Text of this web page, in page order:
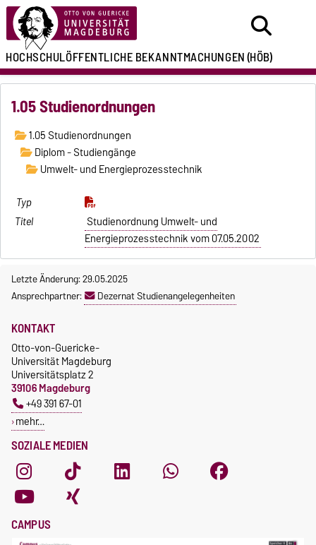
HOCHSCHULÖFFENTLICHEBEKANNTMACHUNGEN(HÖB)
1.05 Studienordnungen
1.05 Studienordnungen
Diplom - Studiengänge
Umwelt- und Energieprozesstechnik
Studienordnung Umwelt- und
Energieprozesstechnik vom 07.05.2002
Letzte Änderung: 29.05.2025
Ansprechpartner:
Dezernat Studienangelegenheiten
SOZIALE MEDIEN
KONTAKT
Otto-von-Guericke-
Universität Magdeburg
Universitätsplatz 2
39106 Magdeburg
+49 391 67-01
mehr…
CAMPUS